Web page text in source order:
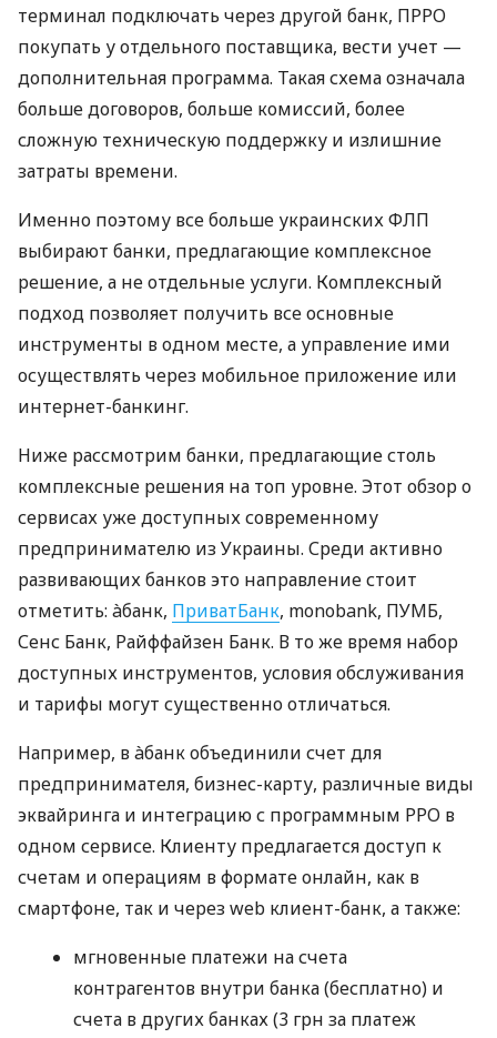
терминал подключать через другой банк, ПРРО
покупать у отдельного поставщика, вести учет —
дополнительная программа. Такая схема означала
больше договоров, больше комиссий, более
сложную техническую поддержку и излишние
затраты времени.
Именно поэтому все больше украинских ФЛП
выбирают банки, предлагающие комплексное
решение, а не отдельные услуги. Комплексный
подход позволяет получить все основные
инструменты в одном месте, а управление ими
осуществлять через мобильное приложение или
интернет-банкинг.
Ниже рассмотрим банки, предлагающие столь
комплексные решения на топ уровне. Этот обзор о
сервисах уже доступных современному
предпринимателю из Украины. Среди активно
развивающих банков это направление стоит
отметить: àбанк, ПриватБанк, monobank, ПУМБ,
Сенс Банк, Райффайзен Банк. В то же время набор
доступных инструментов, условия обслуживания
и тарифы могут существенно отличаться.
Например, в àбанк объединили счет для
предпринимателя, бизнес-карту, различные виды
эквайринга и интеграцию с программным РРО в
одном сервисе. Клиенту предлагается доступ к
счетам и операциям в формате онлайн, как в
смартфоне, так и через web клиент-банк, а также:
мгновенные платежи на счета
контрагентов внутри банка (бесплатно) и
счета в других банках (3 грн за платеж